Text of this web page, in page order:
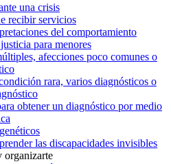
una crisis
recibir servicios
del comportamiento
para menores
afecciones poco comunes o
rara, varios diagnósticos o
obtener un diagnóstico por medio
las discapacidades invisibles
organizarte